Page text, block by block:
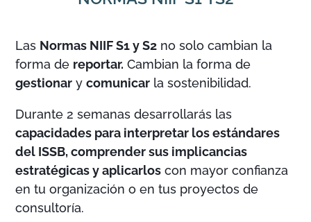
Las Normas NIIF S1 y S2 no solo cambian la
forma de reportar. Cambian la forma de
gestionar ycomunicar la sostenibilidad.
Durante 2 semanas desarrollarás las
capacidades para interpretar los estándares
del ISSB, comprender sus implicancias
estratégicas y aplicarlos con mayor confianza
en tu organización o en tus proyectos de
consultoría.